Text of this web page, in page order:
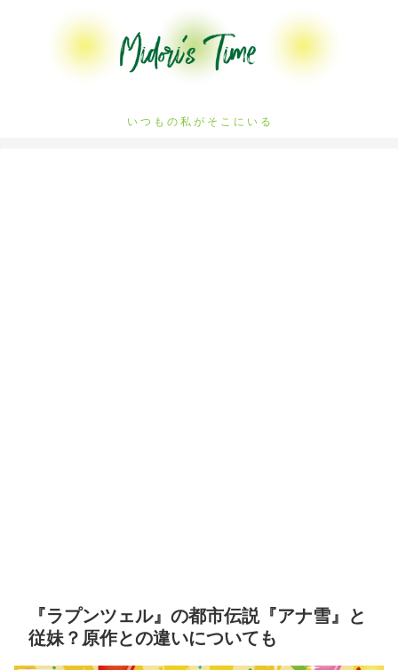
い つ も の 私 が そ こ に い る
『ラプンツェル』の都市伝説『アナ雪』と
従妹？原作との違いについても